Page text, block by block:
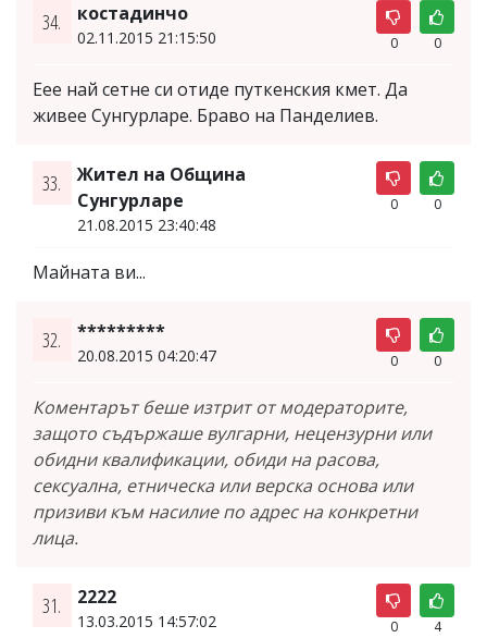
34. костадинчо
02.11.2015 21:15:50 0 0
Еее най сетне си отиде путкенския кмет. Да
живее Сунгурларе. Браво на Панделиев.
33.
Жител на Община
Сунгурларе
21.08.2015 23:40:48
0 0
Майната ви...
32. *********
20.08.2015 04:20:47 0 0
Коментарът беше изтрит от модераторите,
защото съдържаше вулгарни, нецензурни или
обидни квалификации, обиди на расова,
сексуална, етническа или верска основа или
призиви към насилие по адрес на конкретни
лица.
31. 2222
13.03.2015 14:57:02 0 4